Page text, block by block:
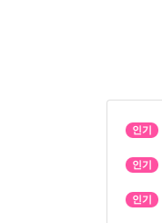
인기
인기
인기